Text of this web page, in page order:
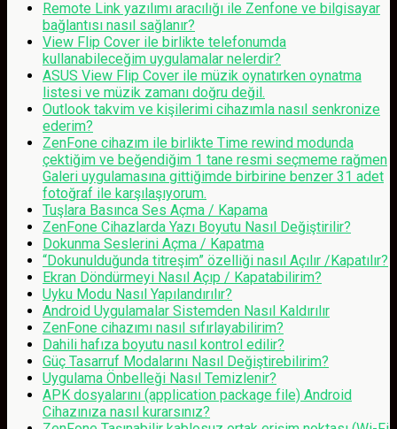
Remote Link yazılımı aracılığı ile Zenfone ve bilgisayar
bağlantısı nasıl sağlanır?
View Flip Cover ile birlikte telefonumda
kullanabileceğim uygulamalar nelerdir?
ASUS View Flip Cover ile müzik oynatırken oynatma
listesi ve müzik zamanı doğru değil.
Outlook takvim ve kişilerimi cihazımla nasıl senkronize
ederim?
ZenFone cihazım ile birlikte Time rewind modunda
çektiğim ve beğendiğim 1 tane resmi seçmeme rağmen
Galeri uygulamasına gittiğimde birbirine benzer 31 adet
fotoğraf ile karşılaşıyorum.
Tuşlara Basınca Ses Açma / Kapama
ZenFone Cihazlarda Yazı Boyutu Nasıl Değiştirilir?
Dokunma Seslerini Açma / Kapatma
“Dokunulduğunda titreşim” özelliği nasıl Açılır /Kapatılır?
Ekran Döndürmeyi Nasıl Açıp / Kapatabilirim?
Uyku Modu Nasıl Yapılandırılır?
Android Uygulamalar Sistemden Nasıl Kaldırılır
ZenFone cihazımı nasıl sıfırlayabilirim?
Dahili hafıza boyutu nasıl kontrol edilir?
Güç Tasarruf Modalarını Nasıl Değiştirebilirim?
Uygulama Önbelleği Nasıl Temizlenir?
APK dosyalarını (application package file) Android
Cihazınıza nasıl kurarsınız?